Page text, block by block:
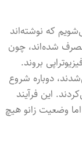
که نوشته‌اند
شده‌اند، چون
بروند.
دوباره شروع
این فرآیند
وضعیت زانو هیچ